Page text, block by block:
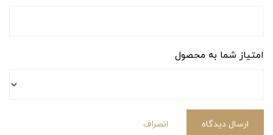
امتیاز شما به محصول
ارسال دیدگاه انصراف